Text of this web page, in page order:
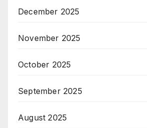
December 2025
November 2025
October 2025
September 2025
August 2025